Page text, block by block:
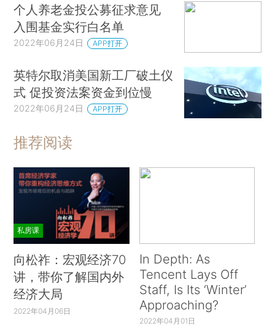
个人养老金投公募征求意见
入围基金实行白名单
2022年06月24日 APP打开
英特尔取消美国新工厂破土仪
式 促投资法案资金到位慢
2022年06月24日 APP打开
推荐阅读
私房课
向松祚：宏观经济70
讲，带你了解国内外
经济大局
2022年04月06日
In Depth: As
Tencent Lays Off
Staff, Is Its ‘Winter’
Approaching?
2022年04月01日